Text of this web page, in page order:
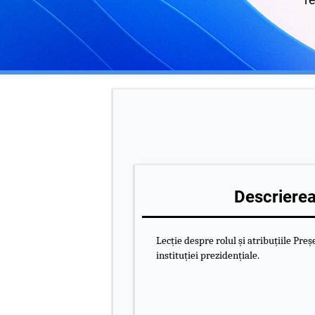
Lecție despre rolul și atribuțiile
instituției prezidențiale.